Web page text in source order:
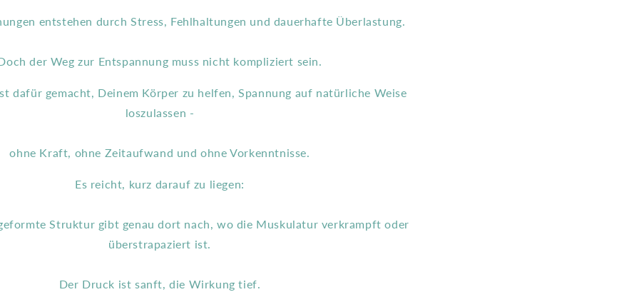
entstehen durch Stress, Fehlhaltungen und dauerhafte Überlastung.
der Weg zur Entspannung muss nicht kompliziert sein.
dafür gemacht, Deinem Körper zu helfen, Spannung auf natürliche Weise
loszulassen -
ohne Kraft, ohne Zeitaufwand und ohne Vorkenntnisse.
Es reicht, kurz darauf zu liegen:
Struktur gibt genau dort nach, wo die Muskulatur verkrampft oder
überstrapaziert ist.
Der Druck ist sanft, die Wirkung tief.